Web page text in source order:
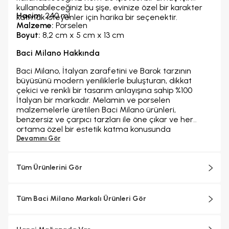
kullanabileceğiniz bu şişe, evinize özel bir karakter
katmak isteyenler için harika bir seçenektir.
Hacim:240 ml
Malzeme: Porselen
Boyut: 8,2 cm x 5 cm x 13 cm
Baci Milano Hakkında
Baci Milano, İtalyan zarafetini ve Barok tarzının
büyüsünü modern yeniliklerle buluşturan, dikkat
çekici ve renkli bir tasarım anlayışına sahip %100
İtalyan bir markadır. Melamin ve porselen
malzemelerle üretilen Baci Milano ürünleri,
benzersiz ve çarpıcı tarzları ile öne çıkar ve her
ortama özel bir estetik katma konusunda
iddialıdır.Baci Milano zengin koleksiyonlarıyla,
tahtalarından fincanlara kadar geniş bir ürün
canlılığını yansıttığı seçenekler sunar. Hem
alanlarınıza benzersiz bir cazibe ve zarafet katar.
Devamını Gör
Tüm Ürünlerini Gör
Tüm Baci Milano Markalı Ürünleri Gör